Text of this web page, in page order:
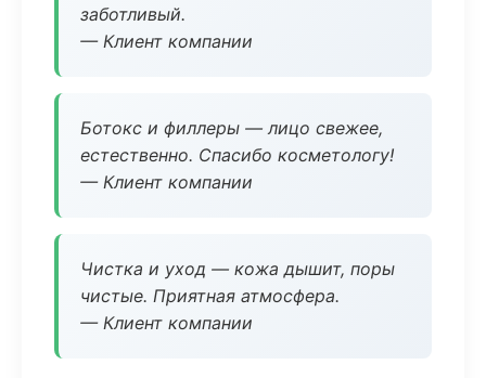
заботливый.
— Клиент компании
Ботокс и филлеры — лицо свежее,
естественно. Спасибо косметологу!
— Клиент компании
Чистка и уход — кожа дышит, поры
чистые. Приятная атмосфера.
— Клиент компании